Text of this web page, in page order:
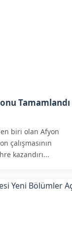
Tamamlandı
biri olan Afyon
çalışmasının
kazandırı...